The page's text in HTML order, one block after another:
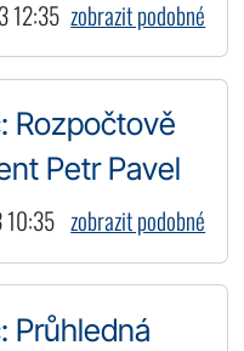
12:35 zobrazit podobné
Rozpočtově
Petr Pavel
10:35 zobrazit podobné
Průhledná